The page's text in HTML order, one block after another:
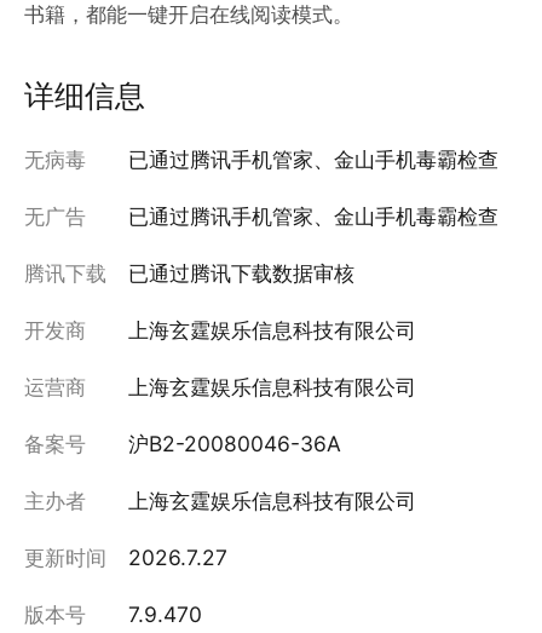
书籍，都能一键开启在线阅读模式。
详细信息
无病毒 已通过腾讯手机管家、金山手机毒霸检查
无广告 已通过腾讯手机管家、金山手机毒霸检查
腾讯下载 已通过腾讯下载数据审核
开发商 上海玄霆娱乐信息科技有限公司
运营商 上海玄霆娱乐信息科技有限公司
备案号 沪B2-20080046-36A
主办者 上海玄霆娱乐信息科技有限公司
更新时间 2026.7.27
版本号 7.9.470